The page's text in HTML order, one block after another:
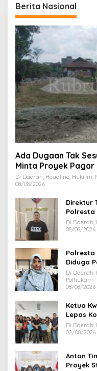
Berita Nasional
Ada Dugaan Tak
Minta Proyek Pagar
Dihentikan
Di Daerah, Headline, Hukrim,
08/08/2026
Direktur
Polresta
Jemaah
Di Daerah,
08/08/2026
Polresta
Diduga
Juta
Di Daerah,
Polhukam
08/08/2026
Ketua
Lepas
Di Daerah,
02/08/2026
Anton
Proyek